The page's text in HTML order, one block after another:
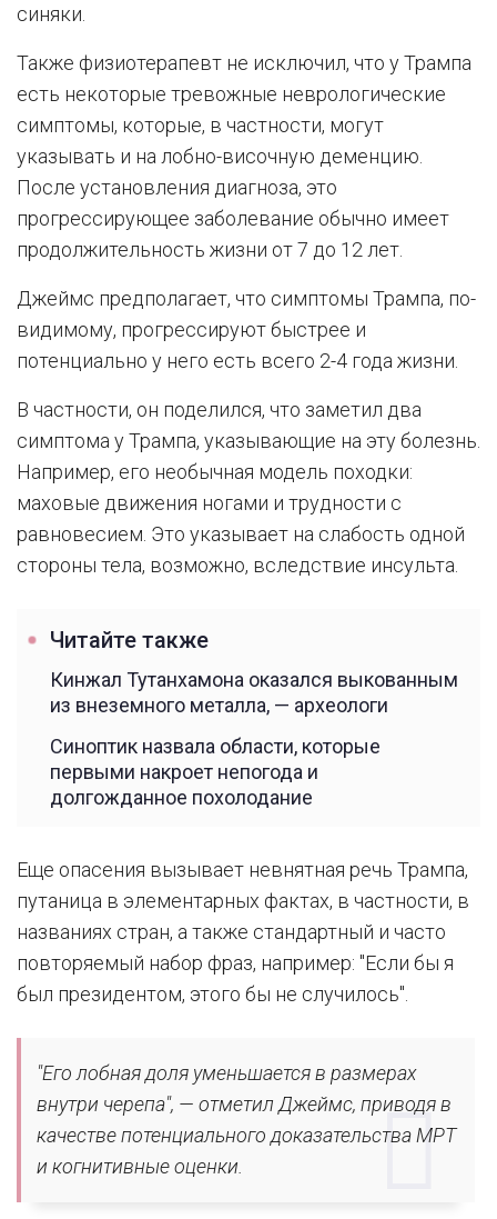
синяки.
Также физиотерапевт не исключил, что у Трампа
есть некоторые тревожные неврологические
симптомы, которые, в частности, могут
указывать и на лобно-височную деменцию.
После установления диагноза, это
прогрессирующее заболевание обычно имеет
продолжительность жизни от 7 до 12 лет.
Джеймс предполагает, что симптомы Трампа, по-
видимому, прогрессируют быстрее и
потенциально у него есть всего 2-4 года жизни.
В частности, он поделился, что заметил два
симптома у Трампа, указывающие на эту болезнь.
Например, его необычная модель походки:
маховые движения ногами и трудности с
равновесием. Это указывает на слабость одной
стороны тела, возможно, вследствие инсульта.
Читайте также
Кинжал Тутанхамона оказался выкованным
из внеземного металла, — археологи
Синоптик назвала области, которые
первыми накроет непогода и
долгожданное похолодание
Еще опасения вызывает невнятная речь Трампа,
путаница в элементарных фактах, в частности, в
названиях стран, а также стандартный и часто
повторяемый набор фраз, например: "Если бы я
был президентом, этого бы не случилось".
"Его лобная доля уменьшается в размерах
внутри черепа", — отметил Джеймс, приводя в
качестве потенциального доказательства МРТ
и когнитивные оценки.